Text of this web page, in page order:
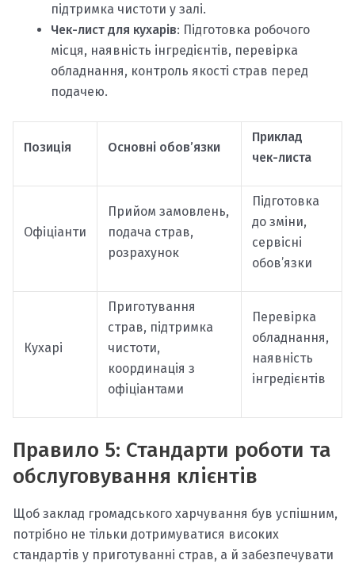
підтримка чистоти у залі.
Чек-лист для кухарів: Підготовка робочого
місця, наявність інгредієнтів, перевірка
обладнання, контроль якості страв перед
подачею.
Позиція Основні обов’язки
Приклад
чек-листа
Офіціанти
Прийом замовлень,
подача страв,
розрахунок
Підготовка
до зміни,
сервісні
обов’язки
Кухарі
Приготування
страв, підтримка
чистоти,
координація з
офіціантами
Перевірка
обладнання,
наявність
інгредієнтів
Правило 5: Стандарти роботи та
обслуговування клієнтів
Щоб заклад громадського харчування був успішним,
потрібно не тільки дотримуватися високих
стандартів у приготуванні страв, а й забезпечувати